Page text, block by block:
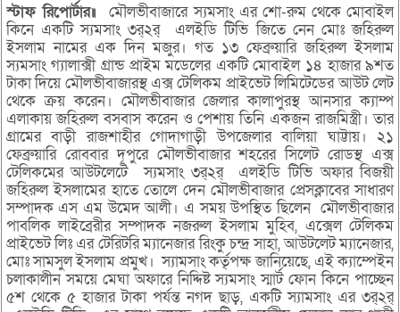
স্টাফ রিপোর্টার॥
মৌলভীবাজারে স্যমসাং এর শো-রুম থেকে মোবাইল
কিনে একটি স্যমসাং ৩র্২র্ এলইডি টিভি জিতে নেন মোঃ জহিরুল
ইসলাম নামের এক দিন মজুর। গত ১৩ ফেব্রুয়ারি জহিরুল ইসলাম
স্যমসাং গ্যালাক্সী গ্রান্ড প্রাইম মডেলের একটি মোবাইল ১৪ হাজার ৯শত
টাকা দিয়ে মৌলভীবাজারস্থ এক্স টেলিকম প্রাইভেট লিমিটেডের আউট লেট
থেকে ক্রয় করেন। মৌলভীবাজার জেলার কালাপুরস্থ আনসার ক্যাম্প
এলাকায় জহিরুল বসবাস করেন ও পেশায় তিনি একজন রাজমিস্ত্রী। তার
গ্রামের বাড়ী রাজশাহীর গোদাগাড়ী উপজেলার বালিয়া ঘাট্টায়। ২১
ফেব্রুয়ারি রোববার দূপুরে মৌলভীবাজার শহরের সিলেট রোডস্থ এক্স
টেলিকমের আউটলেটে স্যমসাং ৩র্২র্ এলইডি টিভি অফার বিজয়ী
জহিরুল ইসলামের হাতে তোলে দেন মৌলভীবাজার প্রেসক্লাবের সাধারণ
সম্পাদক এস এম উমেদ আলী। এ সময় উপস্থিত ছিলেন মৌলভীবাজার
পাবলিক লাইব্রেরীর সম্পাদক নজরুল ইসলাম মুহিব, এক্সেল টেলিকম
প্রাইভেট লিঃ এর টেরিটরি ম্যানেজার রিংকু চন্দ্র সাহা, আউটলেট ম্যানেজার,
মোঃ সামসুল ইসলাম প্রমুখ। স্যামসাং কর্তৃপক্ষ জানিয়েছে, এই ক্যাম্পেইন
চলাকালীন সময়ে মেঘা অফারে নিদ্দিষ্ট স্যমসাং স্মার্ট ফোন কিনে পাচ্ছেন
৫শ থেকে ৫ হাজার টাকা পর্যন্ত নগদ ছাড়, একটি স্যামসাং এর ৩র্২র্